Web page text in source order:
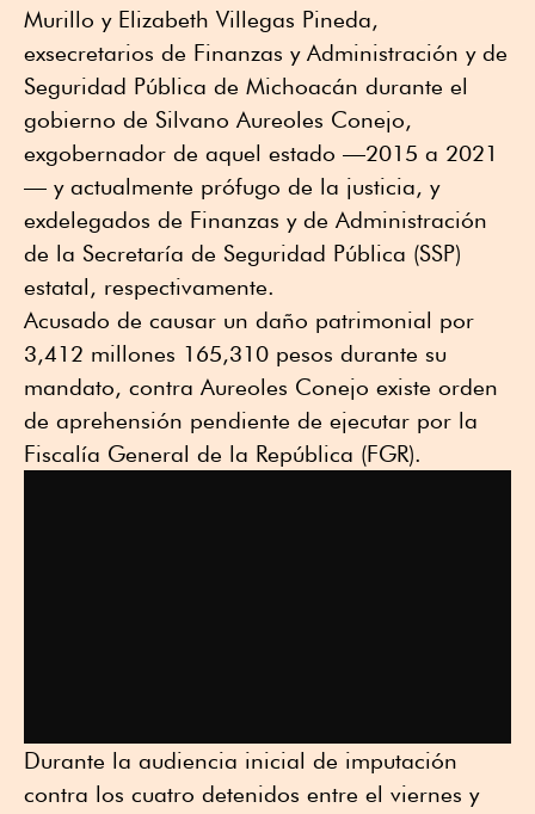
Murillo y Elizabeth Villegas Pineda,
exsecretarios de Finanzas y Administración y de
Seguridad Pública de Michoacán durante el
gobierno de Silvano Aureoles Conejo,
exgobernador de aquel estado —2015 a 2021
— y actualmente prófugo de la justicia, y
exdelegados de Finanzas y de Administración
de la Secretaría de Seguridad Pública (SSP)
estatal, respectivamente.
Acusado de causar un daño patrimonial por
3,412 millones 165,310 pesos durante su
mandato, contra Aureoles Conejo existe orden
de aprehensión pendiente de ejecutar por la
Fiscalía General de la República (FGR).
Durante la audiencia inicial de imputación
contra los cuatro detenidos entre el viernes y